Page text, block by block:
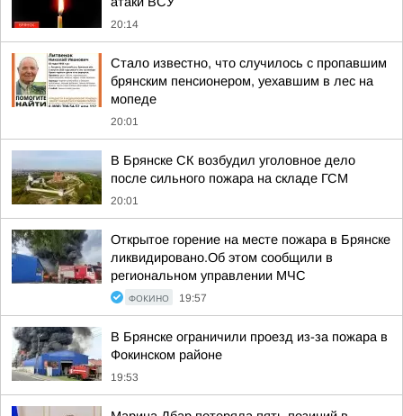
20:14
Стало известно, что случилось с пропавшим
брянским пенсионером, уехавшим в лес на
мопеде
20:01
В Брянске СК возбудил уголовное дело
после сильного пожара на складе ГСМ
20:01
Открытое горение на месте пожара в Брянске
ликвидировано.Об этом сообщили в
региональном управлении МЧС
ФОКИНО 19:57
В Брянске ограничили проезд из-за пожара в
Фокинском районе
19:53